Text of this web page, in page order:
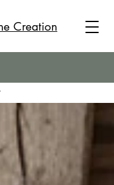
Creation